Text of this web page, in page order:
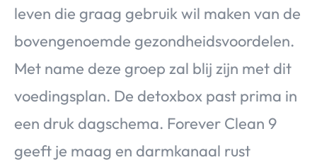
leven die graag gebruik wil maken van de
bovengenoemde gezondheidsvoordelen.
Met name deze groep zal blij zijn met dit
voedingsplan. De detoxbox past prima in
een druk dagschema. Forever Clean 9
geeft je maag en darmkanaal rust